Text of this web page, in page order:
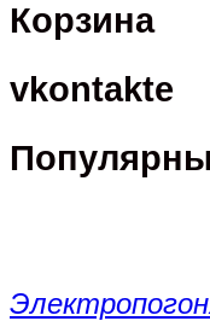
Корзина
vkontakte